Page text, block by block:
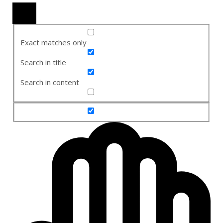
Exact matches only
Search in title
Search in content